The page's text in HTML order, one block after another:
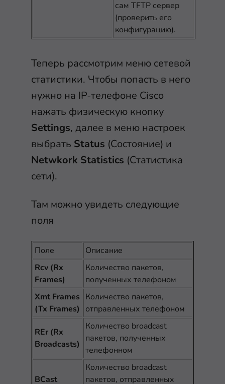
сам TFTP сервер
(проверить его
конфигурацию).
Теперь рассмотрим меню сетевой
статистики. Чтобы попасть в него
нужно на IP-телефоне Cisco
нажать физическую кнопку
Settings, далее в меню настроек
выбрать Status (Состояние) и
Netwkork Statistics (Статистика
сети).
Там можно увидеть следующие
поля
Поле
Описание
Rcv (Rx
Frames)
Количество пакетов,
полученных телефоном
Xmt Frames
(Tx Frames)
Количество пакетов,
отправленных телефоном
REr (Rx
Broadcasts)
Количество broadcast
пакетов, полученных
телефонном
BCast
Количество broadcast
пакетов, отправленных